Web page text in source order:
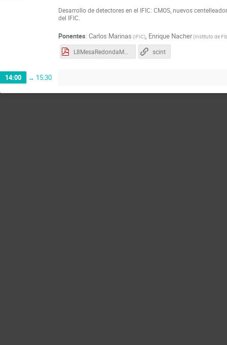
Desarrollo de detectores en el IFIC: CMOS, nuevos
del IFIC.
Ponentes: Carlos Marinas (IFIC), Enrique Nacher(Instituto de
L8MesaRedondaMarinas.pdf scint
14:00 → 15:30